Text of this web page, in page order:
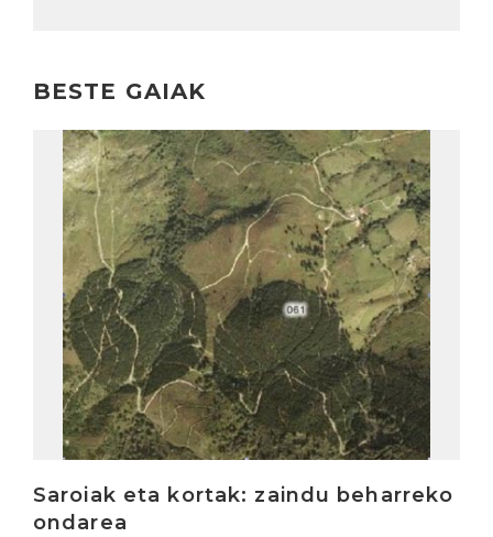
BESTE GAIAK
Saroiak eta kortak: zaindu beharreko
ondarea
Irakurri